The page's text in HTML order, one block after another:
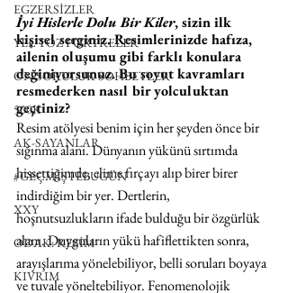
EGZERSİZLER
YEL TOZ PORTRELER
ON SORULUK SOHBETLER
500K
AK-SAYANLAR
#GEÇMİŞTEBUGÜN
XXY
ODAK: RESİM
KIVRIM
İyi Hislerle Dolu Bir Kiler, sizin ilk
kişisel serginiz. Resimlerinizde hafıza,
ailenin oluşumu gibi farklı konulara
değiniyorsunuz. Bu soyut kavramları
resmederken nasıl bir yolculuktan
geçtiniz?
Resim atölyesi benim için her şeyden önce bir
sığınma alanı. Dünyanın yükünü sırtımda
hissettiğimde, elime fırçayı alıp birer birer
indirdiğim bir yer. Dertlerin,
hoşnutsuzlukların ifade bulduğu bir özgürlük
alanı. Duyguların yükü hafiflettikten sonra,
arayışlarıma yönelebiliyor, belli soruları boyaya
ve tuvale yöneltebiliyor. Fenomenolojik